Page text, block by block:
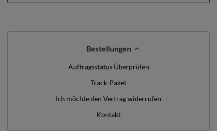
Bestellungen
Auftragsstatus Überprüfen
Track-Paket
Ich möchte den Vertrag widerrufen
Kontakt